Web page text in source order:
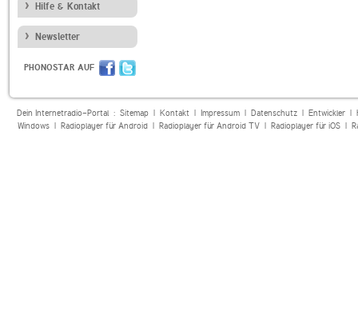
Hilfe & Kontakt
Newsletter
PHONOSTAR AUF
Dein Internetradio-Portal : Sitemap| Kontakt| Impressum| Datenschutz| Entwickler|
Windows| Radioplayer für Android| Radioplayer für Android TV| Radioplayer für iOS|